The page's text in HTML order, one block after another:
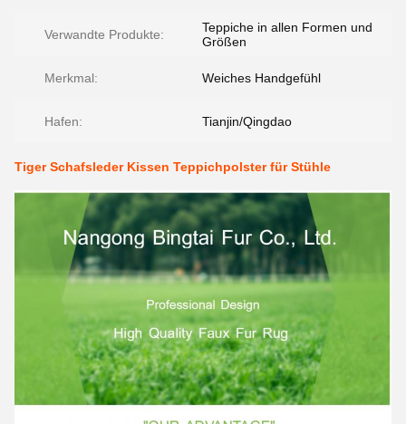
Verwandte Produkte:
Teppiche in allen Formen und
Größen
Merkmal: Weiches Handgefühl
Hafen: Tianjin/Qingdao
Tiger Schafsleder Kissen Teppichpolster für Stühle